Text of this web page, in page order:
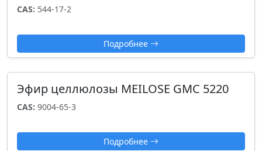
CAS: 544-17-2
Подробнее
Эфир целлюлозы MEILOSE GMC 5220
CAS: 9004-65-3
Подробнее